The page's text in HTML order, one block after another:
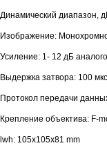
Динамический диапазон,
Изображение:
Усиление: 1- 12 дБ
Выдержка затвора: 100
Протокол передачи
Крепление объектива: F-
lwh: 105x105x81 mm